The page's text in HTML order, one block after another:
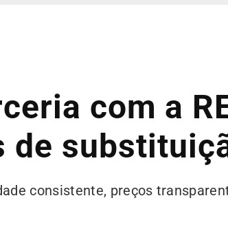
com a
de
consistente, preços